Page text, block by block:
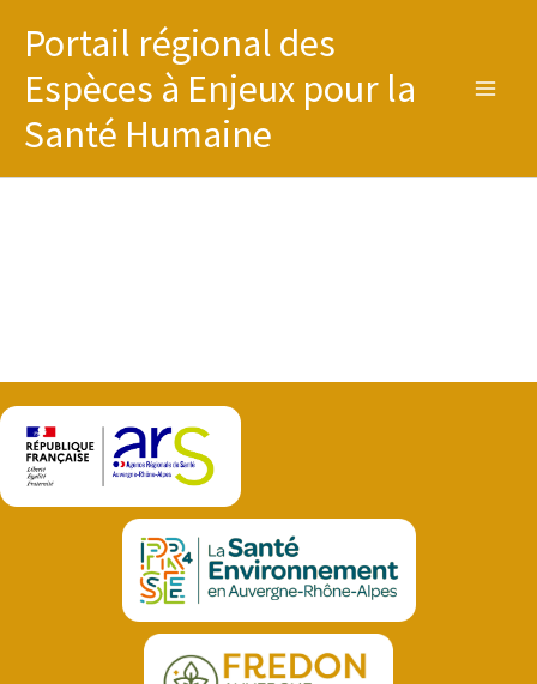
contenu
Portail régional des
Espèces à Enjeux pour la
Santé Humaine